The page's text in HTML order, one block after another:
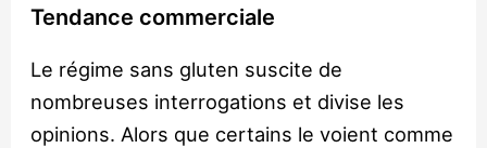
Tendance commerciale
Le régime sans gluten suscite de
nombreuses interrogations et divise les
opinions. Alors que certains le voient comme